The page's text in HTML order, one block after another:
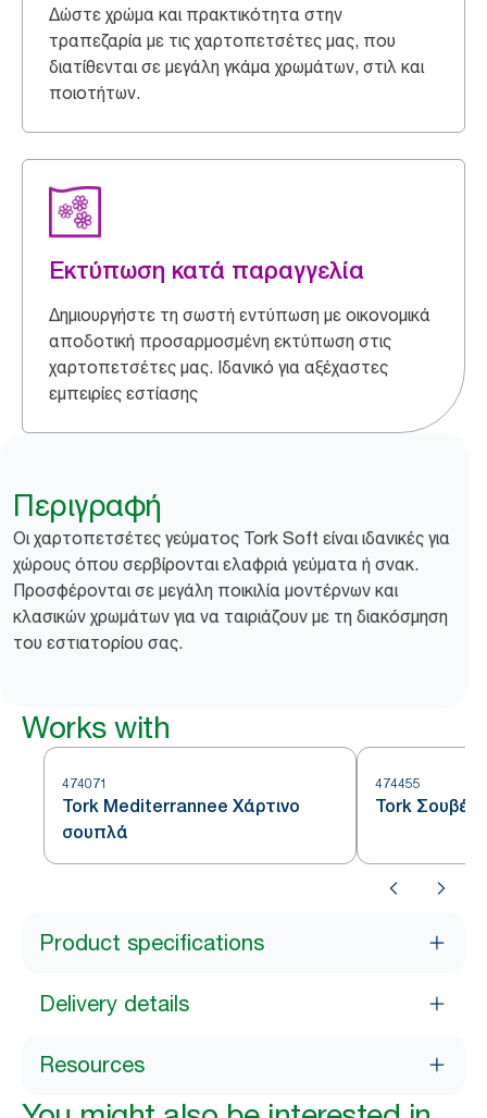
Δώστε χρώμα και πρακτικότητα στην
τραπεζαρία με τις χαρτοπετσέτες μας, που
διατίθενται σε μεγάλη γκάμα χρωμάτων, στιλ και
ποιοτήτων.
Εκτύπωση κατά παραγγελία
Δημιουργήστε τη σωστή εντύπωση με οικονομικά
αποδοτική προσαρμοσμένη εκτύπωση στις
χαρτοπετσέτες μας. Ιδανικό για αξέχαστες
εμπειρίες εστίασης
Περιγραφή
Οι χαρτοπετσέτες γεύματος Tork Soft είναι ιδανικές για
χώρους όπου σερβίρονται ελαφριά γεύματα ή σνακ.
Προσφέρονται σε μεγάλη ποικιλία μοντέρνων και
κλασικών χρωμάτων για να ταιριάζουν με τη διακόσμηση
του εστιατορίου σας.
Works with
474071
Tork Mediterrannee Χάρτινο
σουπλά
474455
Tork Σουβέρ
Product specifications
Delivery details
Resources